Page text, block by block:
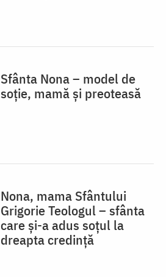
Sfânta Nona – model de
soție, mamă și preoteasă
Nona, mama Sfântului
Grigorie Teologul – sfânta
care și-a adus soțul la
dreapta credință